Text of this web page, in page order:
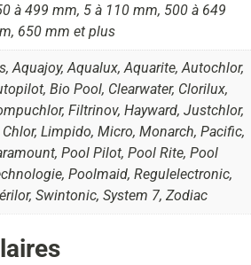
à 499 mm, 5 à 110 mm, 500 à 649
650 mm et plus
Aquajoy, Aqualux, Aquarite, Autochlor,
Bio Pool, Clearwater, Clorilux,
Filtrinov, Hayward, Justchlor,
Chlor, Limpido, Micro, Monarch, Pacific,
Pool Pilot, Pool Rite, Pool
Poolmaid, Regulelectronic,
Swintonic, System 7, Zodiac